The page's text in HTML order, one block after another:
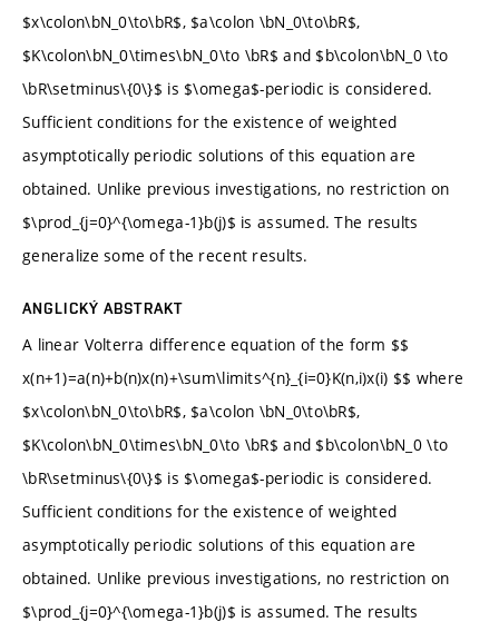
$x\colon\bN_0\to\bR$, $a\colon \bN_0\to\bR$,
$K\colon\bN_0\times\bN_0\to \bR$ and $b\colon\bN_0 \to
\bR\setminus\{0\}$ is $\omega$-periodic is considered.
Sufficient conditions for the existence of weighted
asymptotically periodic solutions of this equation are
obtained. Unlike previous investigations, no restriction on
$\prod_{j=0}^{\omega-1}b(j)$ is assumed. The results
generalize some of the recent results.
ANGLICKÝ ABSTRAKT
A linear Volterra difference equation of the form $$
x(n+1)=a(n)+b(n)x(n)+\sum\limits^{n}_{i=0}K(n,i)x(i) $$ where
$x\colon\bN_0\to\bR$, $a\colon \bN_0\to\bR$,
$K\colon\bN_0\times\bN_0\to \bR$ and $b\colon\bN_0 \to
\bR\setminus\{0\}$ is $\omega$-periodic is considered.
Sufficient conditions for the existence of weighted
asymptotically periodic solutions of this equation are
obtained. Unlike previous investigations, no restriction on
$\prod_{j=0}^{\omega-1}b(j)$ is assumed. The results